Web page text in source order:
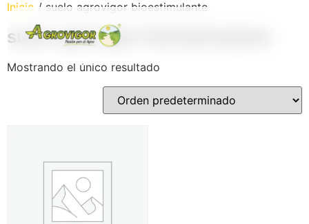
Inicio / suelo agrovigor bioestimulante
suelo agrovigor bioestimulante
Mostrando el único resultado